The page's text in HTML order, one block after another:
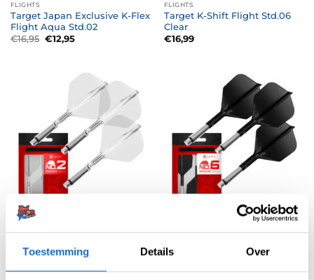
Toestemming Details Over
FLIGHTS
Target Japan Exclusive K-Flex
Flight Aqua Std.02
€16,95 Oorspronkelijke
prijs
€12,95Huidige
FLIGHTS
Target K-Shift Flight Std.06
Clear
€16,99
FLIGHTS
Target K-Shift Flight Std.02
16,99
Target K-Shift Flight Std.06
€16,99